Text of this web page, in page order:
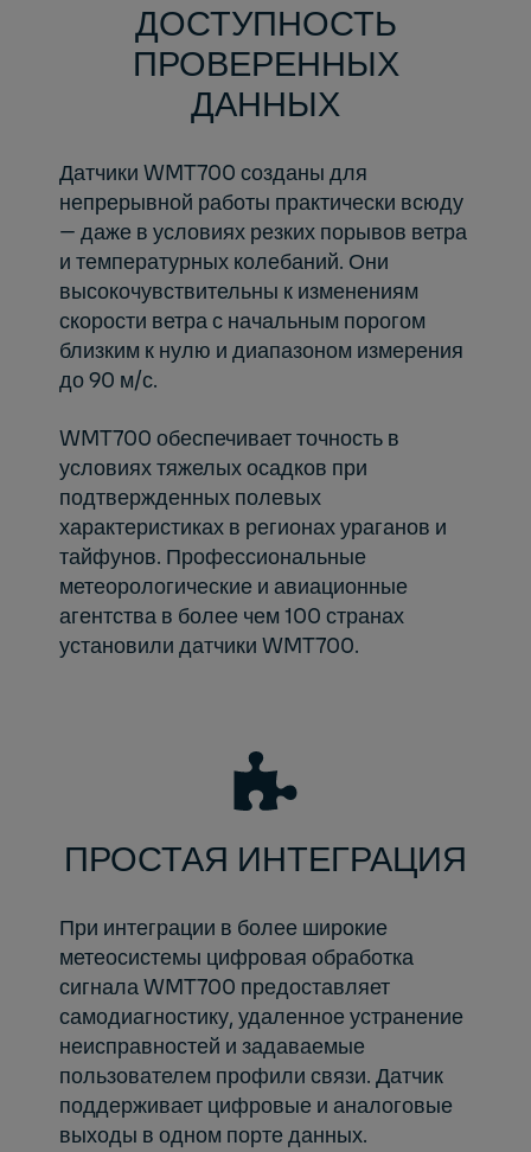
ДОСТУПНОСТЬ
ПРОВЕРЕННЫХ
ДАННЫХ
Датчики WMT700 созданы для
непрерывной работы практически всюду
— даже в условиях резких порывов ветра
и температурных колебаний. Они
высокочувствительны к изменениям
скорости ветра с начальным порогом
близким к нулю и диапазоном измерения
до 90 м/с.
WMT700 обеспечивает точность в
условиях тяжелых осадков при
подтвержденных полевых
характеристиках в регионах ураганов и
тайфунов. Профессиональные
метеорологические и авиационные
агентства в более чем 100 странах
установили датчики WMT700.
ПРОСТАЯ ИНТЕГРАЦИЯ
При интеграции в более широкие
метеосистемы цифровая обработка
сигнала WMT700 предоставляет
самодиагностику, удаленное устранение
неисправностей и задаваемые
пользователем профили связи. Датчик
поддерживает цифровые и аналоговые
выходы в одном порте данных.